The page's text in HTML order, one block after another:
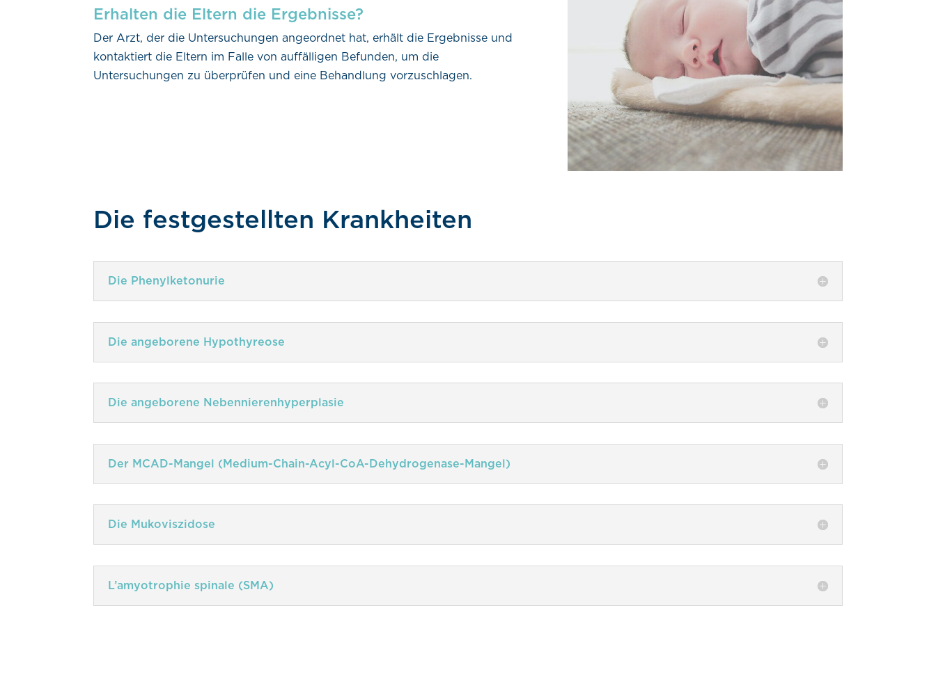
Erhalten die Eltern die Ergebnisse?
Der Arzt, der die Untersuchungen angeordnet hat, erhält die Ergebnisse und
kontaktiert die Eltern im Falle von auffälligen Befunden, um die
Untersuchungen zu überprüfen und eine Behandlung vorzuschlagen.
Die festgestellten Krankheiten
Die Phenylketonurie
Die angeborene Hypothyreose
Die angeborene Nebennierenhyperplasie
Der MCAD-Mangel (Medium-Chain-Acyl-CoA-Dehydrogenase-Mangel)
Die Mukoviszidose
L’amyotrophie spinale (SMA)